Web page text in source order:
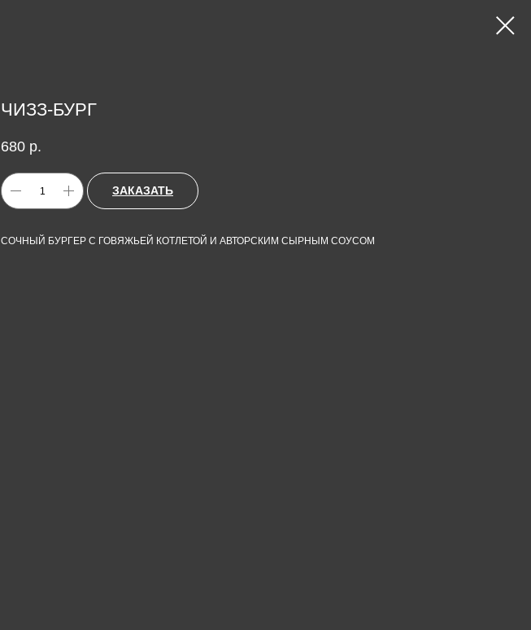
ЧИЗЗ-БУРГ
680 р.
ЗАКАЗАТЬ
СОЧНЫЙ БУРГЕР С ГОВЯЖЬЕЙ КОТЛЕТОЙ И АВТОРСКИМ СЫРНЫМ СОУСОМ